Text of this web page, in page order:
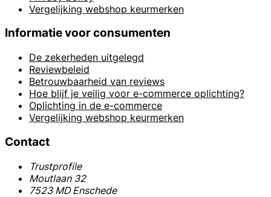
Vergelijking webshop keurmerken
Informatie voor consumenten
De zekerheden uitgelegd
Reviewbeleid
Betrouwbaarheid van reviews
Hoe blijf je veilig voor e-commerce oplichting?
Oplichting in de e-commerce
Vergelijking webshop keurmerken
Contact
Trustprofile
Moutlaan 32
7523 MD Enschede